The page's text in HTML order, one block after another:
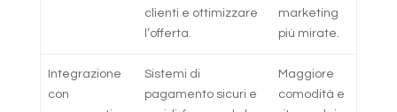
clienti e ottimizzare
l’offerta.
marketing
più mirate.
Integrazione
con
Sistemi di
pagamento sicuri e
Maggiore
comodità e